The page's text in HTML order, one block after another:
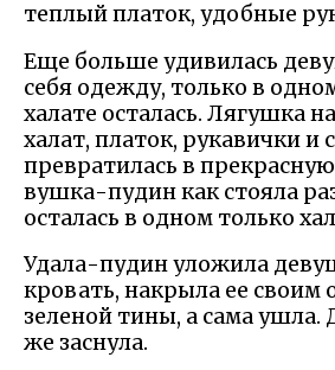
теплый платок, удобные
Еще больше удивилась
себя одежду, только в
халате осталась. Лягушка
халат, платок, рукавички и
превратилась в
вушка-пудин как стояла
осталась в одном только
Удала-пудин уложила
кровать, накрыла ее своим
зеленой тины, а сама ушла.
же заснула.